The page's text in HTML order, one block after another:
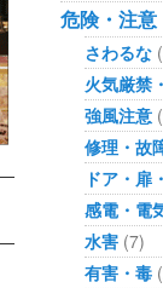
危険・注意
さわるな
火気厳禁
強風注意
修理・故
ドア・扉
感電・電
水害 (7)
有害・毒